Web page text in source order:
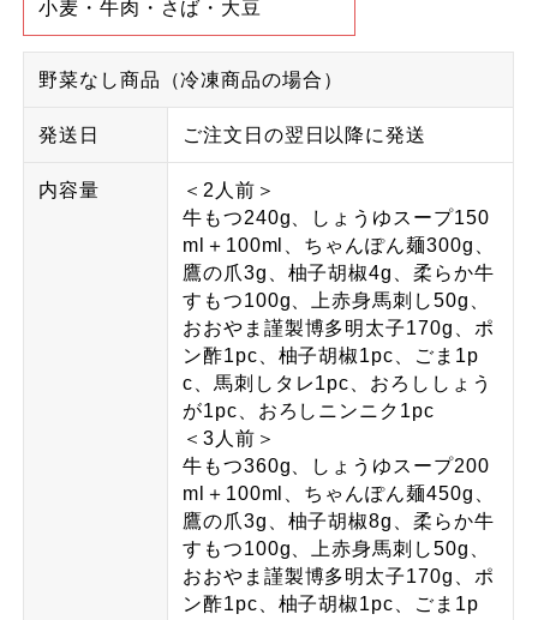
小麦・牛肉・さば・大豆
野菜なし商品（冷凍商品の場合）
発送日 ご注文日の翌日以降に発送
内容量
＜2人前＞
牛もつ240g、しょうゆスープ150
ml＋100ml、ちゃんぽん麺300g、
鷹の爪3g、柚子胡椒4g、柔らか牛
すもつ100g、上赤身馬刺し50g、
おおやま謹製博多明太子170g、ポ
ン酢1pc、柚子胡椒1pc、ごま1p
c、馬刺しタレ1pc、おろししょう
が1pc、おろしニンニク1pc
＜3人前＞
牛もつ360g、しょうゆスープ200
ml＋100ml、ちゃんぽん麺450g、
鷹の爪3g、柚子胡椒8g、柔らか牛
すもつ100g、上赤身馬刺し50g、
おおやま謹製博多明太子170g、ポ
ン酢1pc、柚子胡椒1pc、ごま1p